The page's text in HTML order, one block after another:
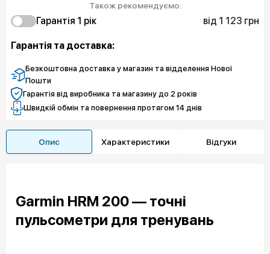
Також рекомендуємо:
Гарантія 1 рік
від 1 123 грн
Гарантія та доставка:
Безкоштовна доставка у магазин та відделення Нової
Пошти
Гарантія від виробника та магазину до 2 років
Швидкій обмін та повернення протягом 14 днів
Опис Характеристики Відгуки
Garmin HRM 200 — точні
пульсометри для тренувань